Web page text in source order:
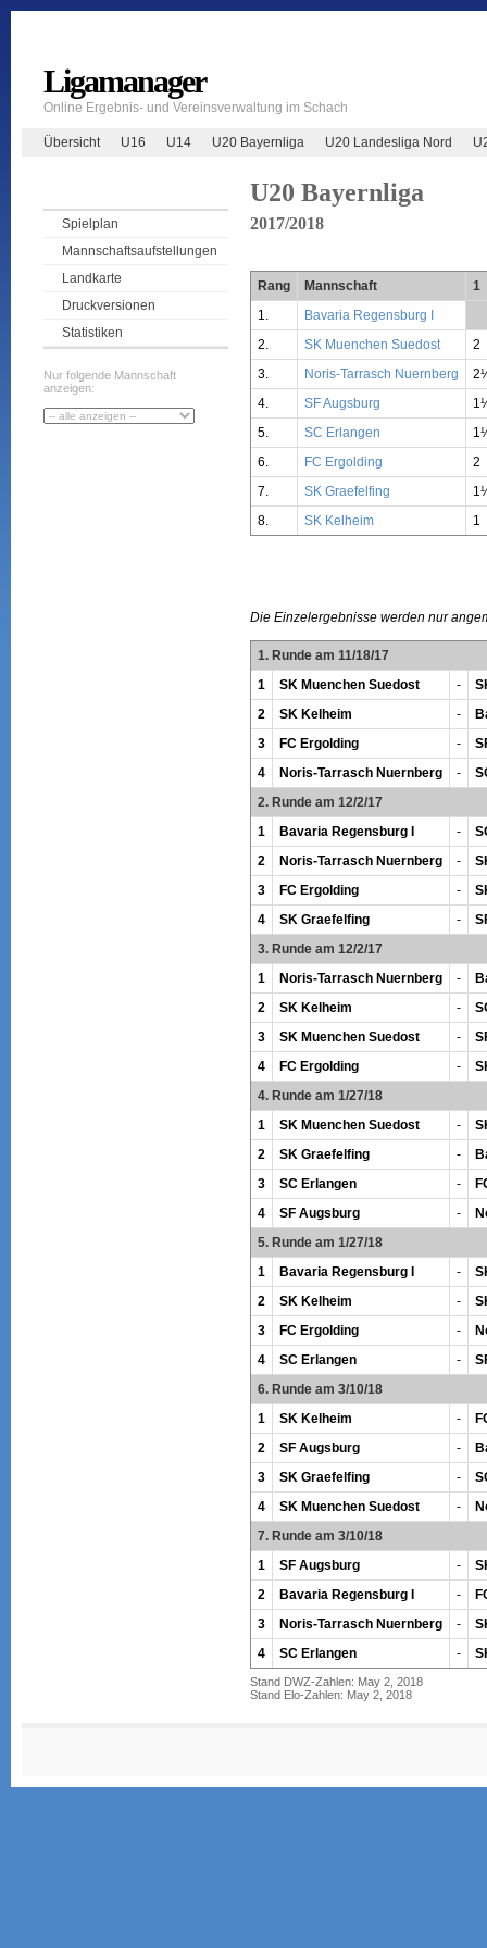
Ligamanager
Online Ergebnis- und Vereinsverwaltung im Schach
Übersicht U16 U14 U20 Bayernliga U20 Landesliga Nord
Spielplan
Mannschaftsaufstellungen
Landkarte
Druckversionen
Statistiken
Nur folgende Mannschaft
anzeigen:
U20 Bayernliga
2017/2018
Rang Mannschaft
1
1.
Bavaria Regensburg I
2.
SK Muenchen Suedost
2
3.
Noris-Tarrasch Nuernberg
4.
SF Augsburg
5.
SC Erlangen
6.
FC Ergolding
2
7.
SK Graefelfing
8.
SK Kelheim 1
Die Einzelergebnisse werden nur
1. Runde am 11/18/17
1
SK Muenchen Suedost -
2
SK Kelheim -
3
FC Ergolding -
4
Noris-Tarrasch Nuernberg -
2. Runde am 12/2/17
1
Bavaria Regensburg I -
2
Noris-Tarrasch Nuernberg -
3
FC Ergolding -
4
SK Graefelfing -
3. Runde am 12/2/17
1
Noris-Tarrasch Nuernberg -
2
SK Kelheim -
3
SK Muenchen Suedost -
4
FC Ergolding -
4. Runde am 1/27/18
1
SK Muenchen Suedost -
2
SK Graefelfing -
3
SC Erlangen -
4
SF Augsburg -
5. Runde am 1/27/18
1
Bavaria Regensburg I -
2
SK Kelheim -
3
FC Ergolding -
4
SC Erlangen -
6. Runde am 3/10/18
1
SK Kelheim -
2
SF Augsburg -
3
SK Graefelfing -
4
SK Muenchen Suedost -
7. Runde am 3/10/18
1
SF Augsburg -
2
Bavaria Regensburg I -
3
Noris-Tarrasch Nuernberg -
4
SC Erlangen -
Stand DWZ-Zahlen: May 2, 2018
Stand Elo-Zahlen: May 2, 2018